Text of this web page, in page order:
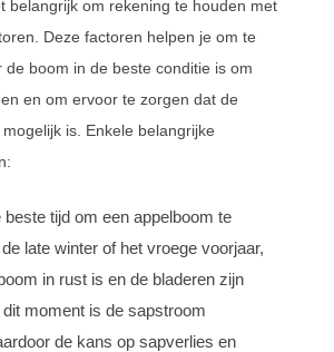
belangrijk om rekening te houden met
Deze factoren helpen je om te
de boom in de beste conditie is om
en om ervoor te zorgen dat de
is. Enkele belangrijke
beste tijd om een ​​appelboom te
late winter of het vroege voorjaar,
in rust is en de bladeren zijn
moment is de sapstroom
de kans op sapverlies en